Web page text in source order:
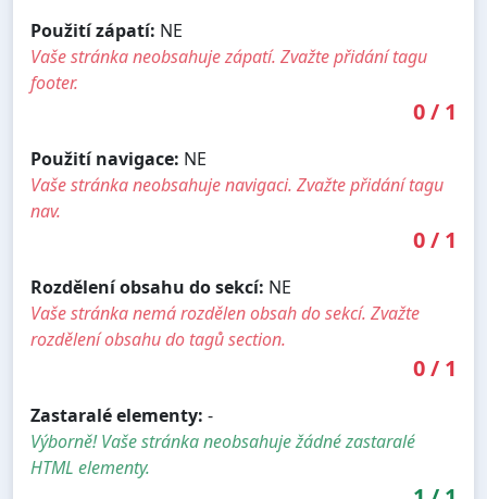
Použití zápatí: NE
Vaše stránka neobsahuje zápatí. Zvažte přidání tagu
footer.
0/ 1
Použití navigace: NE
Vaše stránka neobsahuje navigaci. Zvažte přidání tagu
nav.
0/ 1
Rozdělení obsahu do sekcí: NE
Vaše stránka nemá rozdělen obsah do sekcí. Zvažte
rozdělení obsahu do tagů section.
0/ 1
Zastaralé elementy: -
Výborně! Vaše stránka neobsahuje žádné zastaralé
HTML elementy.